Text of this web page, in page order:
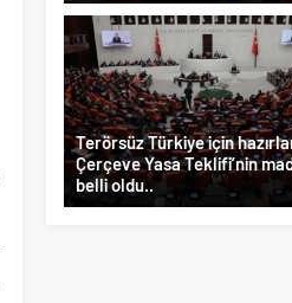
Terörsüz Türkiye için
Çerçeve Yasa Teklifi’nin
belli oldu..